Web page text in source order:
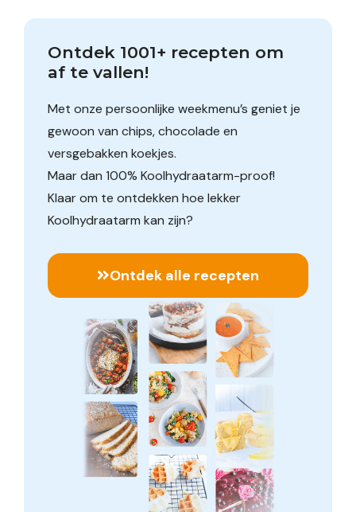
Ontdek 1001+ recepten om
af te vallen!
Met onze persoonlijke weekmenu’s geniet je
gewoon van chips, chocolade en
versgebakken koekjes.
Maar dan 100% Koolhydraatarm-proof!
Klaar om te ontdekken hoe lekker
Koolhydraatarm kan zijn?
Ontdek alle recepten